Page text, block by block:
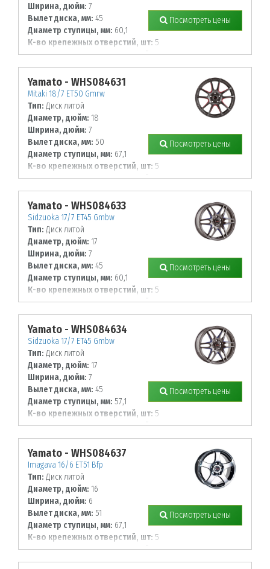
Ширина, дюйм: 7
Вылет диска, мм: 45
Диаметр ступицы, мм: 60,1
К-во крепежных отверстий, шт: 5
Диаметр располож. отверстий, мм:
114,3
Посмотреть цены
Yamato - WHS084631
Mitaki 18/7 ET50 Gmrw
Тип: Диск литой
Диаметр, дюйм: 18
Ширина, дюйм: 7
Вылет диска, мм: 50
Диаметр ступицы, мм: 67,1
К-во крепежных отверстий, шт: 5
Диаметр располож. отверстий, мм:
114,3
Посмотреть цены
Yamato - WHS084633
Sidzuoka 17/7 ET45 Gmbw
Тип: Диск литой
Диаметр, дюйм: 17
Ширина, дюйм: 7
Вылет диска, мм: 45
Диаметр ступицы, мм: 60,1
К-во крепежных отверстий, шт: 5
Диаметр располож. отверстий, мм:
114,3
Посмотреть цены
Yamato - WHS084634
Sidzuoka 17/7 ET45 Gmbw
Тип: Диск литой
Диаметр, дюйм: 17
Ширина, дюйм: 7
Вылет диска, мм: 45
Диаметр ступицы, мм: 57,1
К-во крепежных отверстий, шт: 5
Диаметр располож. отверстий, мм:
112
Посмотреть цены
Yamato - WHS084637
Imagava 16/6 ET51 Bfp
Тип: Диск литой
Диаметр, дюйм: 16
Ширина, дюйм: 6
Вылет диска, мм: 51
Диаметр ступицы, мм: 67,1
К-во крепежных отверстий, шт: 5
Диаметр располож. отверстий, мм:
114,3
Посмотреть цены